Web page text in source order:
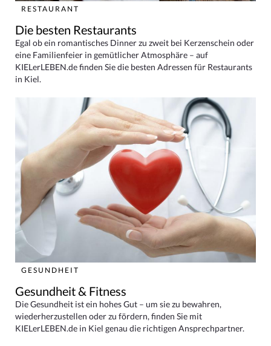
RESTAURANT
Die besten Restaurants
Egal ob ein romantisches Dinner zu zweit bei Kerzenschein oder
eine Familienfeier in gemütlicher Atmosphäre – auf
KIELerLEBEN.de finden Sie die besten Adressen für Restaurants
in Kiel.
GESUNDHEIT
Gesundheit & Fitness
Die Gesundheit ist ein hohes Gut – um sie zu bewahren,
wiederherzustellen oder zu fördern, finden Sie mit
KIELerLEBEN.de in Kiel genau die richtigen Ansprechpartner.